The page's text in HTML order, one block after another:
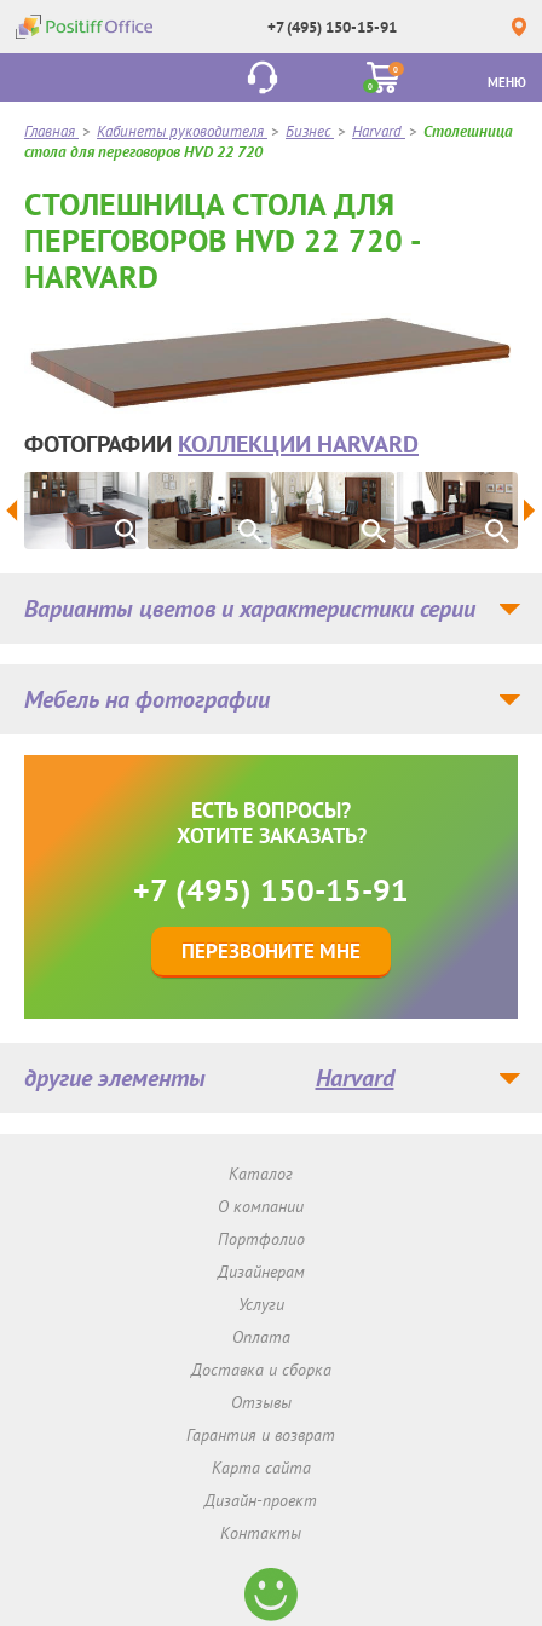
+7 (495) 150-15-91
0
0
МЕНЮ
Главная > Кабинеты руководителя > Бизнес > Harvard > Столешница
стола для переговоров HVD 22 720
СТОЛЕШНИЦА СТОЛА ДЛЯ
ПЕРЕГОВОРОВ HVD 22 720 -
HARVARD
ФОТОГРАФИИ КОЛЛЕКЦИИ HARVARD
Мебель на фотографии
Варианты цветов и характеристики серии
ЕСТЬ ВОПРОСЫ?
ХОТИТЕ ЗАКАЗАТЬ?
+7 (495) 150-15-91
ПЕРЕЗВОНИТЕ МНЕ
другие элементы Harvard
Каталог
О компании
Портфолио
Дизайнерам
Услуги
Оплата
Доставка и сборка
Отзывы
Гарантия и возврат
Карта сайта
Дизайн-проект
Контакты